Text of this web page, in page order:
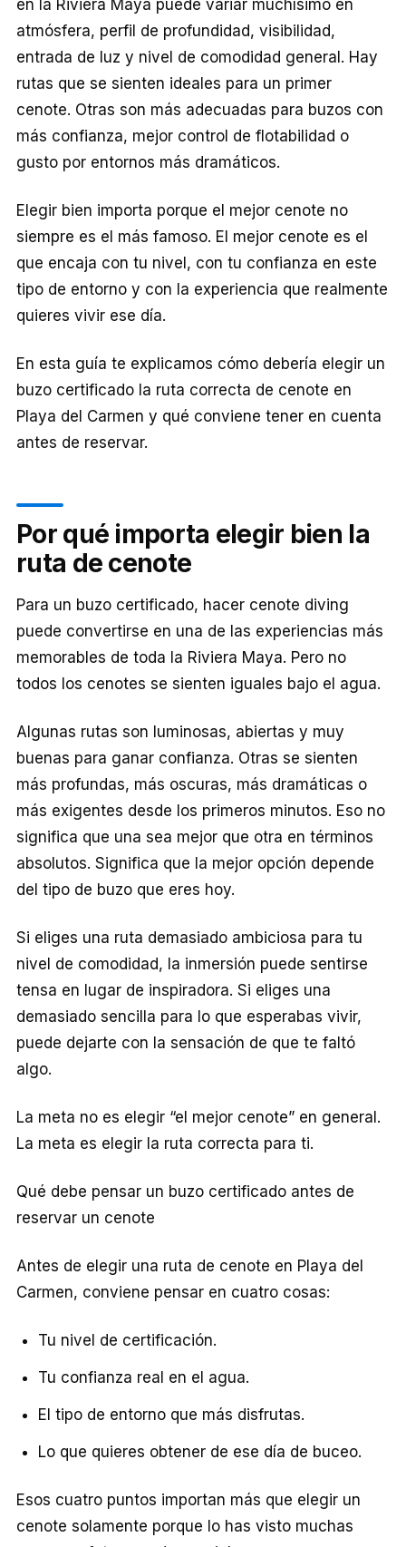
en la Riviera Maya puede variar muchísimo en
atmósfera, perfil de profundidad, visibilidad,
entrada de luz y nivel de comodidad general. Hay
rutas que se sienten ideales para un primer
cenote. Otras son más adecuadas para buzos con
más confianza, mejor control de flotabilidad o
gusto por entornos más dramáticos.
Elegir bien importa porque el mejor cenote no
siempre es el más famoso. El mejor cenote es el
que encaja con tu nivel, con tu confianza en este
tipo de entorno y con la experiencia que realmente
quieres vivir ese día.
En esta guía te explicamos cómo debería elegir un
buzo certificado la ruta correcta de cenote en
Playa del Carmen y qué conviene tener en cuenta
antes de reservar.
Por qué importa elegir bien la
ruta de cenote
Para un buzo certificado, hacer cenote diving
puede convertirse en una de las experiencias más
memorables de toda la Riviera Maya. Pero no
todos los cenotes se sienten iguales bajo el agua.
Algunas rutas son luminosas, abiertas y muy
buenas para ganar confianza. Otras se sienten
más profundas, más oscuras, más dramáticas o
más exigentes desde los primeros minutos. Eso no
significa que una sea mejor que otra en términos
absolutos. Significa que la mejor opción depende
del tipo de buzo que eres hoy.
Si eliges una ruta demasiado ambiciosa para tu
nivel de comodidad, la inmersión puede sentirse
tensa en lugar de inspiradora. Si eliges una
demasiado sencilla para lo que esperabas vivir,
puede dejarte con la sensación de que te faltó
algo.
La meta no es elegir “el mejor cenote” en general.
La meta es elegir la ruta correcta para ti.
Qué debe pensar un buzo certificado antes de
reservar un cenote
Antes de elegir una ruta de cenote en Playa del
Carmen, conviene pensar en cuatro cosas:
Tu nivel de certificación.
Tu confianza real en el agua.
El tipo de entorno que más disfrutas.
Lo que quieres obtener de ese día de buceo.
Esos cuatro puntos importan más que elegir un
cenote solamente porque lo has visto muchas